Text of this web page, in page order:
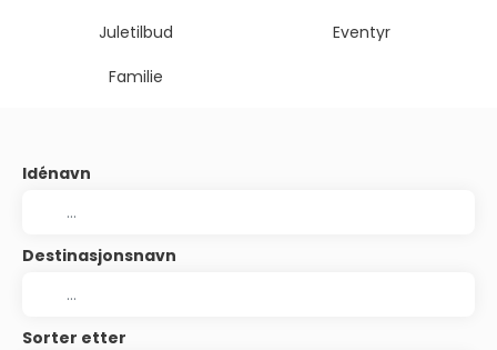
Juletilbud
Eventyr
Familie
Idénavn
Destinasjonsnavn
Sorter etter